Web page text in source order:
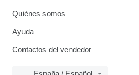
Quiénes somos
Ayuda
Contactos del vendedor